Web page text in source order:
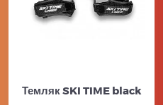
Темляк SKI TIME black